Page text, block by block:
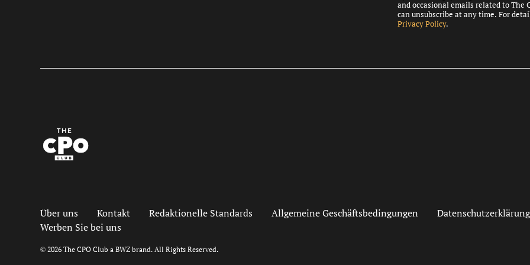
and occasional emails related to The
can unsubscribe at any time. For
Privacy Policy.
Über uns Kontakt Redaktionelle Standards Allgemeine Geschäftsbedingungen Datenschutzerklärung
Werben Sie bei uns
© 2026 The CPO Club a BWZOpens new window
brand. All Rights Reserved.